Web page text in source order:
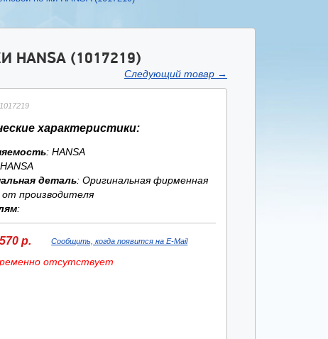
(1017219)
Следующий товар →
характеристики:
: HANSA
HANSA
деталь: Оригинальная фирменная
производителя
:
р. Сообщить, когда появится на E-Mail
отсутствует